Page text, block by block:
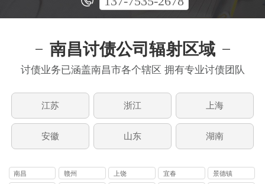
南昌讨债公司辐射区域
讨债业务已涵盖南昌市各个辖区 拥有专业讨债团队
江苏 浙江 上海
安徽 山东 湖南
南昌 赣州 上饶 宜春 景德镇